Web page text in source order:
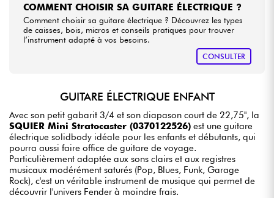
COMMENT CHOISIR SA GUITARE ÉLECTRIQUE ?
Comment choisir sa guitare électrique ? Découvrez les types
de caisses, bois, micros et conseils pratiques pour trouver
l’instrument adapté à vos besoins.
CONSULTER
GUITARE ÉLECTRIQUE ENFANT
Avec son petit gabarit 3/4 et son diapason court de 22,75", la
SQUIER Mini Stratocaster (0370122526) est une guitare
électrique solidbody idéale pour les enfants et débutants, qui
pourra aussi faire office de guitare de voyage.
Particulièrement adaptée aux sons clairs et aux registres
musicaux modérément saturés (Pop, Blues, Funk, Garage
Rock), c'est un véritable instrument de musique qui permet de
découvrir l'univers Fender à moindre frais.